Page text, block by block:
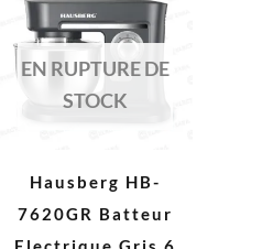
EN RUPTURE DE
STOCK
Hausberg HB-
7620GR Batteur
initial
était :
1.038 DH.
actuel
est :
694 DH.